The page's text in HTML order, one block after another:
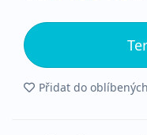
Přidat do